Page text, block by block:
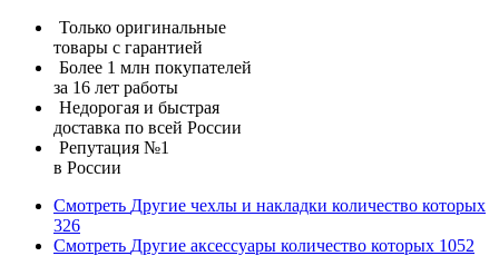
Только оригинальные
товары с гарантией
Более 1 млн покупателей
за 16 лет работы
Недорогая и быстрая
доставка по всей России
Репутация №1
в России
Смотреть Другие чехлы и накладки количество которых
326
Смотреть Другие аксессуары количество которых 1052